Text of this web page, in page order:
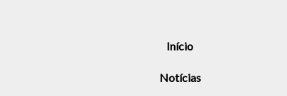
Início
Notícias